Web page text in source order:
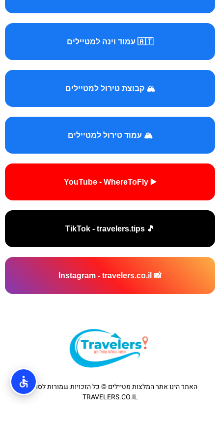
🇦🇹 עמוד וינה למטיילים
🏔️ קבוצת טירול למטיילים
🏔️ עמוד טירול למטיילים
▶️ YouTube - WhereToFly
🎵 TikTok - travelers.tips
📸 Instagram - travelers.co.il
האתר הינו אתר המלצות מטיילים © כל הזכויות שמורות לסוכנות
TRAVELERS.CO.IL